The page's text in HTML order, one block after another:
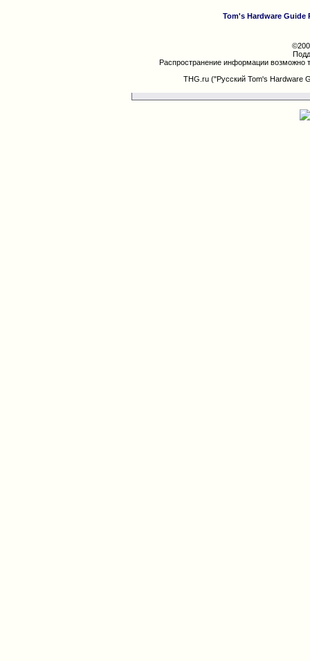
Tom's Hardware Guide
Распространение информации возможно
THG.ru ("Русский Tom's Hardware